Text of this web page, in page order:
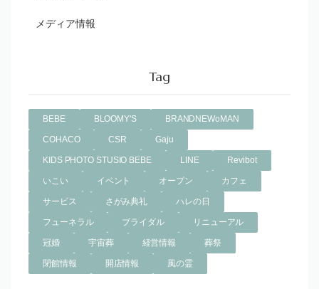
メディア情報
Tag
BEBE BLOOMY'S BRANDNEWoMAN
COHACO CSR Gaju
KIDS PHOTO STUSIO BEBE LINE Revibot
いこい イベント オープン カフェ
サービス さがみ典礼 ハレの日
フューネラル ブライダル リニューアル
冠婚 宇宙葬 経営情報 葬祭
閉館情報 開店情報 風の霊